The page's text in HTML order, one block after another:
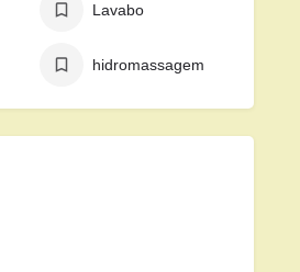
Lavabo
hidromassagem